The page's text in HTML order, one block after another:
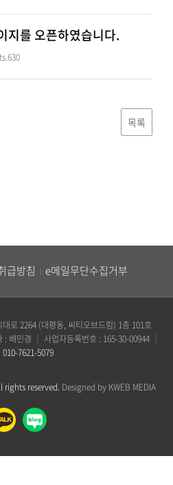
지를 오픈하였습니다.
목록
급방침 e메일무단수집거부
로 2264 (대평동, 씨티오브드림) 1층 101호
: 배민경 사업자등록번호 : 165-30-00944
010-7621-5079
rights reserved. Designed by KWEB MEDIA